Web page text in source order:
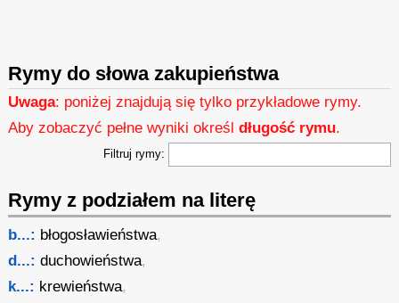
Rymy do słowa zakupieństwa
Uwaga: poniżej znajdują się tylko przykładowe rymy.
Aby zobaczyć pełne wyniki określdługość rymu.
Filtruj rymy:
Rymy z podziałem na literę
b...: błogosławieństwa,
d...: duchowieństwa,
k...: krewieństwa,